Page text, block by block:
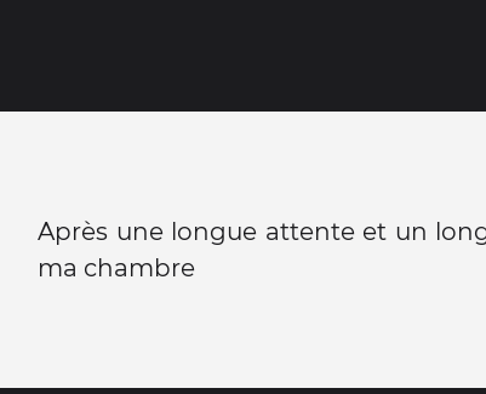
Après une longue attente et un
ma chambre